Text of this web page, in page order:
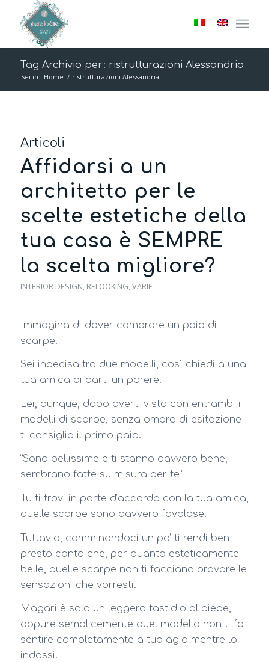
Tag Archivio per: ristrutturazioni Alessandria
Sei in: Home / ristrutturazioni Alessandria
Articoli
Affidarsi a un
architetto per le
scelte estetiche della
tua casa è SEMPRE
la scelta migliore?
INTERIOR DESIGN, RELOOKING,VARIE
Immagina di dover comprare un paio di
scarpe.
Sei indecisa tra due modelli, così chiedi a una
tua amica di darti un parere.
Lei, dunque, dopo averti vista con entrambi i
modelli di scarpe, senza ombra di esitazione
ti consiglia il primo paio.
“Sono bellissime e ti stanno davvero bene,
sembrano fatte su misura per te”
Tu ti trovi in parte d’accordo con la tua amica,
quelle scarpe sono davvero favolose.
Tuttavia, camminandoci un po’ ti rendi ben
presto conto che, per quanto esteticamente
belle, quelle scarpe non ti facciano provare le
sensazioni che vorresti.
Magari è solo un leggero fastidio al piede,
oppure semplicemente quel modello non ti fa
sentire completamente a tuo agio mentre lo
indossi.